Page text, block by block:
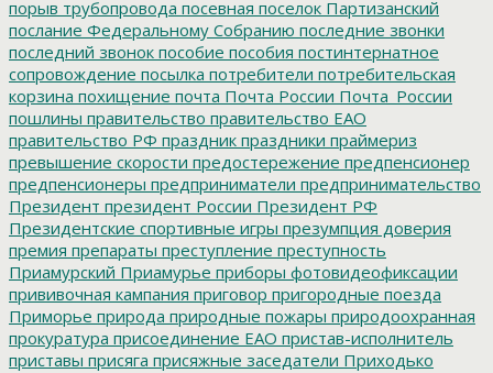
порыв трубопровода посевная поселок Партизанский
послание Федеральному Собранию последние звонки
последний звонок пособие пособия постинтернатное
сопровождение посылка потребители потребительская
корзина похищение почта Почта России Почта_России
пошлины правительство правительство ЕАО
правительство РФ праздник праздники праймериз
превышение скорости предостережение предпенсионер
предпенсионеры предприниматели предпринимательство
Президент президент России Президент РФ
Президентские спортивные игры презумпция доверия
премия препараты преступление преступность
Приамурский Приамурье приборы фотовидеофиксации
прививочная кампания приговор пригородные поезда
Приморье природа природные пожары природоохранная
прокуратура присоединение ЕАО пристав-исполнитель
приставы присяга присяжные заседатели Приходько